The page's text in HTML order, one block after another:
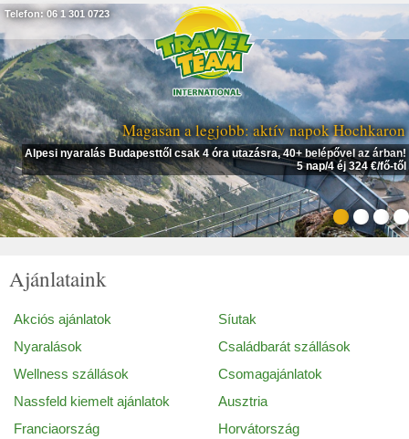
Magasan a legjobb: aktív napok Hochkaron
Alpesi nyaralás Budapesttől csak 4 óra utazásra, 40+ belépővel az árban!
5 nap/4 éj 324 €/fő-től
Telefon: 06 1 301 0723
Ajánlataink
Akciós ajánlatok
Síutak
Nyaralások
Családbarát szállások
Wellness szállások
Csomagajánlatok
Nassfeld kiemelt ajánlatok
Ausztria
Franciaország
Horvátország